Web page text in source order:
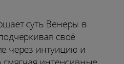
суть Венеры в
своё
через интуицию и